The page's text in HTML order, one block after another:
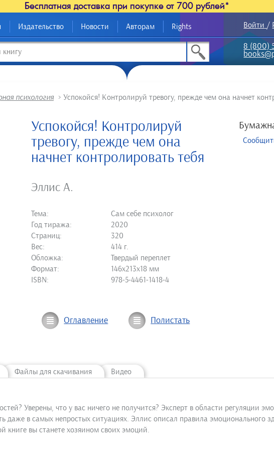
Бесплатная доставка при покупке от 700 рублей*
Издательство Новости Авторам Rights Войти /
8 (800)
психология > Успокойся! Контролируй тревогу, прежде чем она начнет
Успокойся! Контролируй
тревогу, прежде чем она
начнет контролировать тебя
Эллис А.
Тема:
Сам себе психолог
Год тиража:
2020
Страниц:
320
Вес:
414 г.
Обложка:
Твердый переплет
Формат:
146х213х18 мм
ISBN:
978-5-4461-1418-4
Оглавление Полистать
Файлы для скачивания Видео
Уверены, что у вас ничего не получится? Эксперт в области регуляции
даже в самых непростых ситуациях. Эллис описал правила эмоционального
книге вы станете хозяином своих эмоций.